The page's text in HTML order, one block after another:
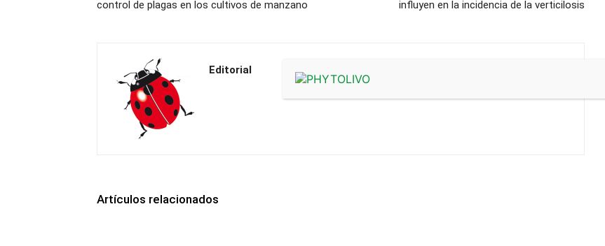
control de plagas en los cultivos de manzano
influyen en la incidencia de la verticilosis
Editorial
Artículos relacionados